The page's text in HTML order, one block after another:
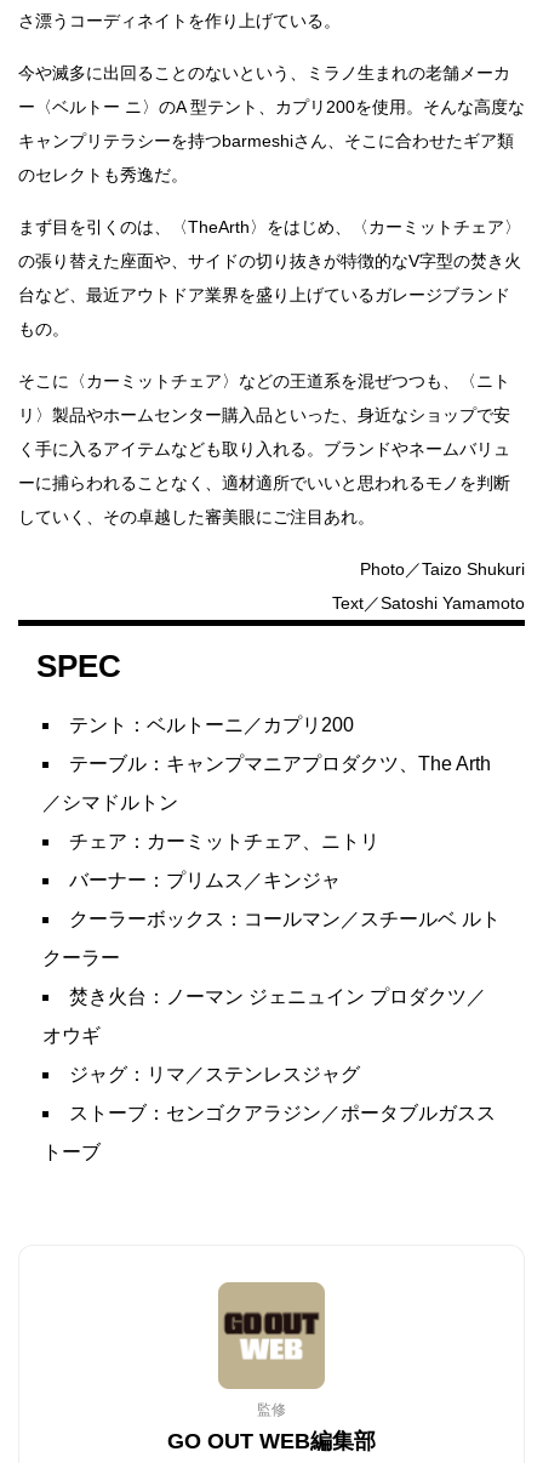
さ漂うコーディネイトを作り上げている。
今や滅多に出回ることのないという、ミラノ生まれの老舗メーカ
ー〈ベルトー ニ〉のA 型テント、カプリ200を使用。そんな高度な
キャンプリテラシーを持つbarmeshiさん、そこに合わせたギア類
のセレクトも秀逸だ。
まず目を引くのは、〈TheArth〉をはじめ、〈カーミットチェア〉
の張り替えた座面や、サイドの切り抜きが特徴的なV字型の焚き火
台など、最近アウトドア業界を盛り上げているガレージブランド
もの。
そこに〈カーミットチェア〉などの王道系を混ぜつつも、〈ニト
リ〉製品やホームセンター購入品といった、身近なショップで安
く手に入るアイテムなども取り入れる。ブランドやネームバリュ
ーに捕らわれることなく、適材適所でいいと思われるモノを判断
していく、その卓越した審美眼にご注目あれ。
Photo／Taizo Shukuri
Text／Satoshi Yamamoto
SPEC
テント：ベルトーニ／カプリ200
テーブル：キャンプマニアプロダクツ、The Arth
／シマドルトン
チェア：カーミットチェア、ニトリ
バーナー：プリムス／キンジャ
クーラーボックス：コールマン／スチールベ ルト
クーラー
焚き火台：ノーマン ジェニュイン プロダクツ／
オウギ
ジャグ：リマ／ステンレスジャグ
ストーブ：センゴクアラジン／ポータブルガスス
トーブ
監修
GO OUT WEB編集部